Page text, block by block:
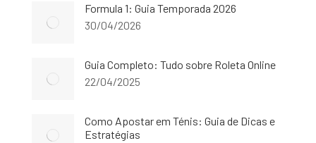
Formula 1: Guia Temporada 2026
30/04/2026
Guia Completo: Tudo sobre Roleta Online
22/04/2025
Como Apostar em Ténis: Guia de Dicas e
Estratégias